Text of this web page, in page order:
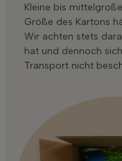
Kleine bis
Größe des Kartons
Wir achten stets
hat und dennoch
Transport nicht